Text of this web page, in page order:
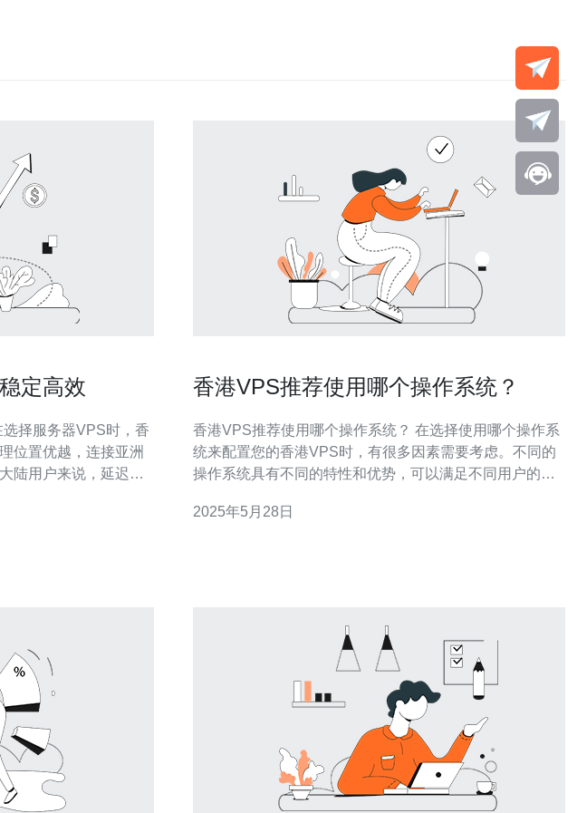
定高效
位置优越，连接亚洲
陆用户来说，延迟较
。因此，香港服务器
香港VPS推荐使用哪个操作系统？
香港VPS推荐使用哪个操作系统？ 在选择使用哪个操作系
统来配置您的香港VPS时，有很多因素需要考虑。不同的
操作系统具有不同的特性和优势，可以满足不同用户的需
香港VPS上使用的操作系统。 Windows操作系统是微软公
2025年5月28日